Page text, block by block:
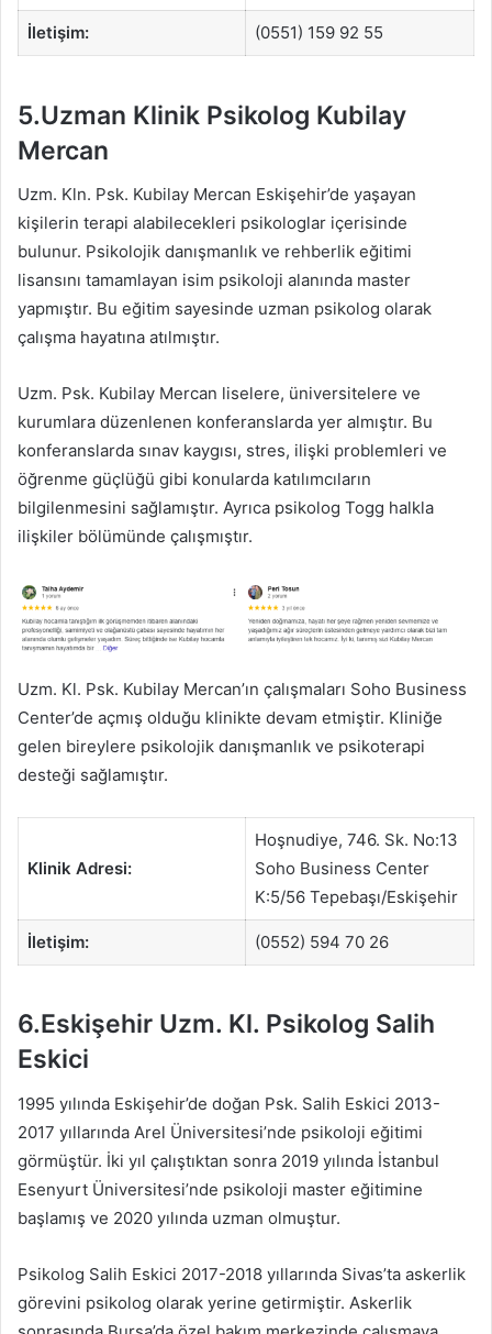
İletişim: (0551) 159 92 55
5.Uzman Klinik Psikolog Kubilay
Mercan
Uzm. Kln. Psk. Kubilay Mercan Eskişehir’de yaşayan
kişilerin terapi alabilecekleri psikologlar içerisinde
bulunur. Psikolojik danışmanlık ve rehberlik eğitimi
lisansını tamamlayan isim psikoloji alanında master
yapmıştır. Bu eğitim sayesinde uzman psikolog olarak
çalışma hayatına atılmıştır.
Uzm. Psk. Kubilay Mercan liselere, üniversitelere ve
kurumlara düzenlenen konferanslarda yer almıştır. Bu
konferanslarda sınav kaygısı, stres, ilişki problemleri ve
öğrenme güçlüğü gibi konularda katılımcıların
bilgilenmesini sağlamıştır. Ayrıca psikolog Togg halkla
ilişkiler bölümünde çalışmıştır.
Uzm. Kl. Psk. Kubilay Mercan’ın çalışmaları Soho Business
Center’de açmış olduğu klinikte devam etmiştir. Kliniğe
gelen bireylere psikolojik danışmanlık ve psikoterapi
desteği sağlamıştır.
Klinik Adresi:
Hoşnudiye, 746. Sk. No:13
Soho Business Center
K:5/56 Tepebaşı/Eskişehir
İletişim: (0552) 594 70 26
6.Eskişehir Uzm. Kl. Psikolog Salih
Eskici
1995 yılında Eskişehir’de doğan Psk. Salih Eskici 2013-
2017 yıllarında Arel Üniversitesi’nde psikoloji eğitimi
görmüştür. İki yıl çalıştıktan sonra 2019 yılında İstanbul
Esenyurt Üniversitesi’nde psikoloji master eğitimine
başlamış ve 2020 yılında uzman olmuştur.
Psikolog Salih Eskici 2017-2018 yıllarında Sivas’ta askerlik
görevini psikolog olarak yerine getirmiştir. Askerlik